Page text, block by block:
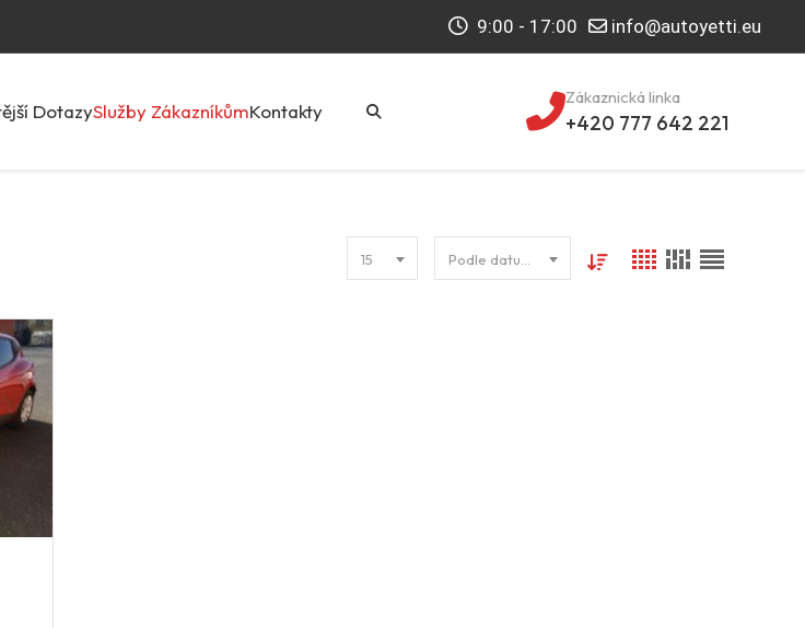
9:00 - 17:00 info@autoyetti.eu
DotazySlužby ZákazníkůmKontakty
Zákaznická linka
+420 777 642 221
15